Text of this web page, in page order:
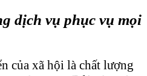
dịch vụ phục vụ mọi
của xã hội là chất lượng